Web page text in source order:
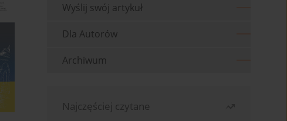
Wyślij swój artykuł
Dla Autorów
Archiwum
Najczęściej czytane